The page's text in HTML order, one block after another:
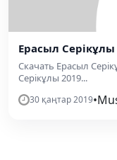
Ерасыл
Скачать Ерасыл
Серікұлы 2019...
30 қаңтар 2019•